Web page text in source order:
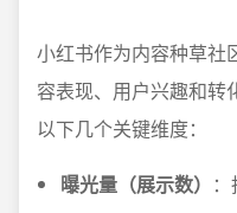
小红书作为内容种草社
容表现、用户兴趣和转
以下几个关键维度：
曝光量（展示数）